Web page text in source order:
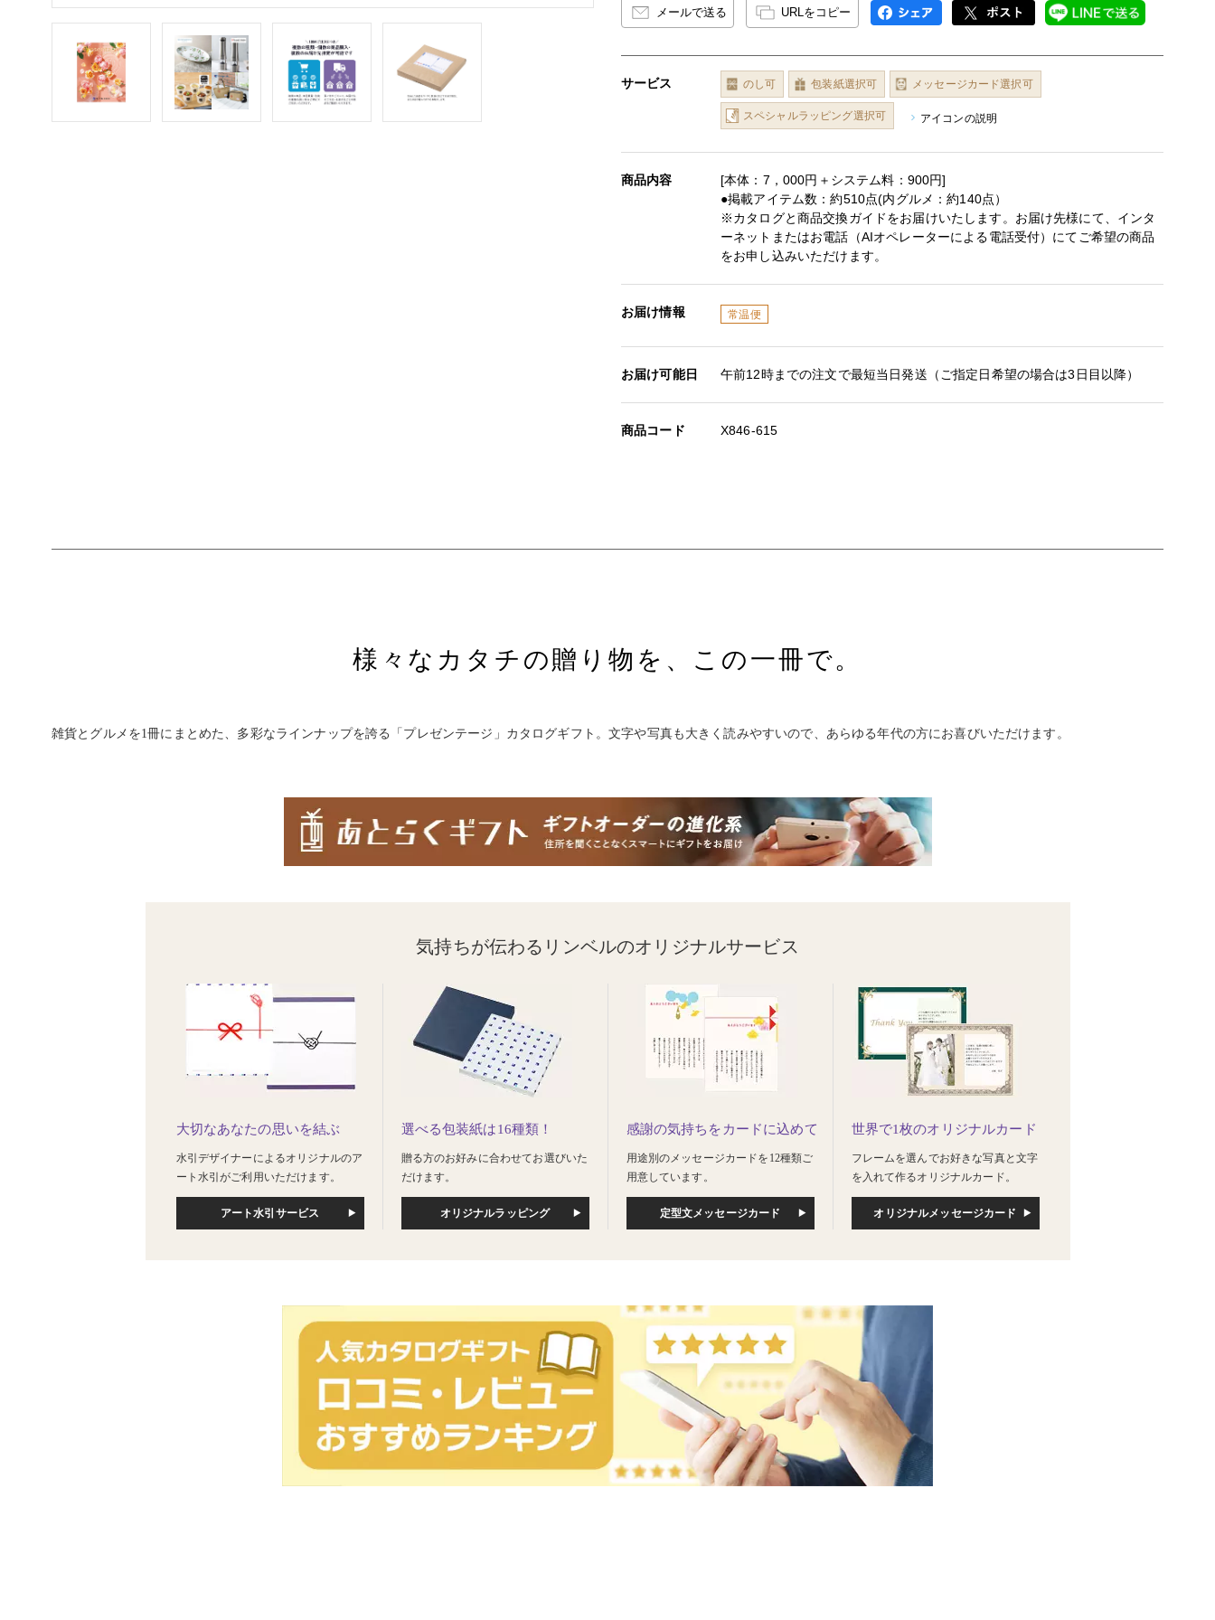
メールで送る URLをコピー
サービス のし可 包装紙選択可 メッセージカード選択可
スペシャルラッピング選択可 アイコンの説明
商品内容
[本体：7，000円＋システム料：900円]
●掲載アイテム数：約510点(内グルメ：約140点）
※カタログと商品交換ガイドをお届けいたします。お届け先様にて、インタ
ーネットまたはお電話（AIオペレーターによる電話受付）にてご希望の商品
をお申し込みいただけます。
お届け情報 常温便
お届け可能日 午前12時までの注文で最短当日発送（ご指定日希望の場合は3日目以降）
商品コード X846-615
様々なカタチの贈り物を、この一冊で。
雑貨とグルメを1冊にまとめた、多彩なラインナップを誇る「プレゼンテージ」カタログギフト。文字や写真も大きく読みやすいので、あらゆる年代の方にお喜びいただけます。
気持ちが伝わるリンベルのオリジナルサービス
大切なあなたの思いを結ぶ
水引デザイナーによるオリジナルのア
ート水引がご利用いただけます。
アート水引サービス
選べる包装紙は16種類！
贈る方のお好みに合わせてお選びいた
だけます。
オリジナルラッピング
感謝の気持ちをカードに込めて
用途別のメッセージカードを12種類ご
用意しています。
定型文メッセージカード
世界で1枚のオリジナルカード
フレームを選んでお好きな写真と文字
を入れて作るオリジナルカード。
オリジナルメッセージカード